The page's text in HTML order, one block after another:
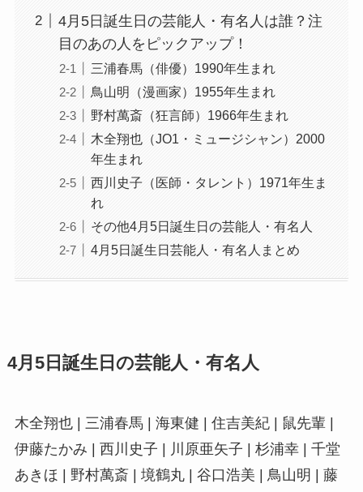
4月5日誕生日の芸能人・有名人は誰？注
目のあの人をピックアップ！
三浦春馬（俳優）1990年生まれ
鳥山明（漫画家）1955年生まれ
野村萬斎（狂言師）1966年生まれ
木全翔也（JO1・ミュージシャン）2000
年生まれ
西川史子（医師・タレント）1971年生ま
れ
その他4月5日誕生日の芸能人・有名人
4月5日誕生日芸能人・有名人まとめ
4月5日誕生日の芸能人・有名人
木全翔也 | 三浦春馬 | 海東健 | 住吉美紀 | 鼠先輩 |
伊藤たかみ | 西川史子 | 川原亜矢子 | 杉浦幸 | 千堂
あきほ | 野村萬斎 | 境鶴丸 | 谷口浩美 | 鳥山明 | 藤